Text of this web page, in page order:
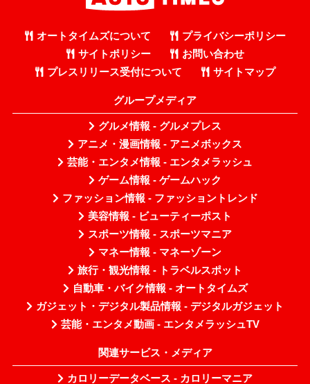
オートタイムズについて
プライバシーポリシー
サイトポリシー
お問い合わせ
プレスリリース受付について
サイトマップ
グループメディア
グルメ情報 - グルメプレス
アニメ・漫画情報 - アニメボックス
芸能・エンタメ情報 - エンタメラッシュ
ゲーム情報 - ゲームハック
ファッション情報 - ファッショントレンド
美容情報 - ビューティーポスト
スポーツ情報 - スポーツマニア
マネー情報 - マネーゾーン
旅行・観光情報 - トラベルスポット
自動車・バイク情報 - オートタイムズ
ガジェット・デジタル製品情報 - デジタルガジェット
芸能・エンタメ動画 - エンタメラッシュTV
関連サービス・メディア
カロリーデータベース - カロリーマニア